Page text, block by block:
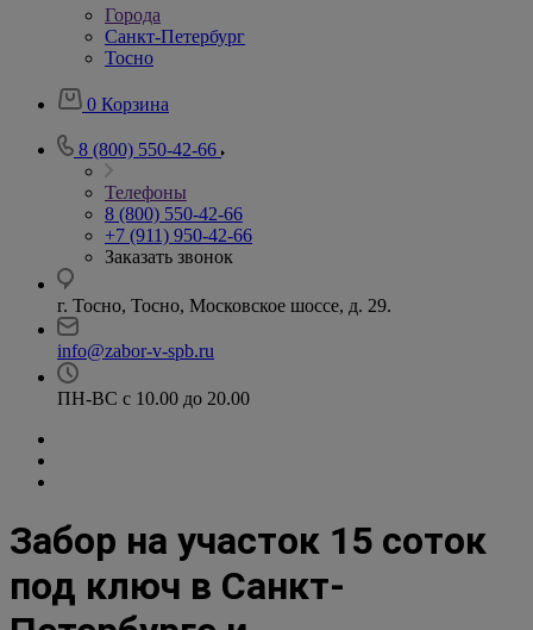
Города
Санкт-Петербург
Тосно
0 Корзина
8 (800) 550-42-66
Телефоны
8 (800) 550-42-66
+7 (911) 950-42-66
Заказать звонок
г. Тосно, Тосно, Московское шоссе, д. 29.
info@zabor-v-spb.ru
ПН-ВС с 10.00 до 20.00
Забор на участок 15 соток
под ключ в Санкт-